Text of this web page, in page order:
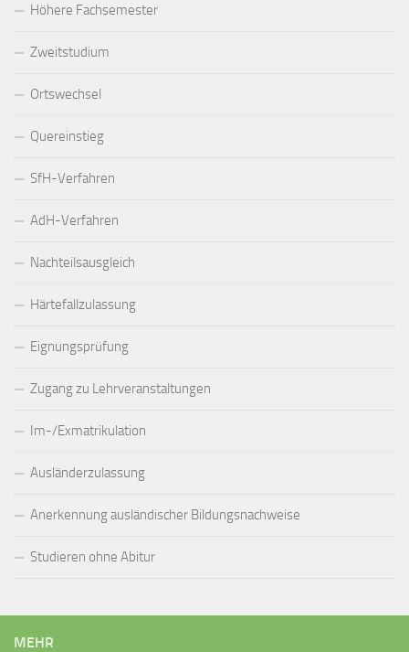
Höhere Fachsemester
Zweitstudium
Ortswechsel
Quereinstieg
SfH-Verfahren
AdH-Verfahren
Nachteilsausgleich
Härtefallzulassung
Eignungsprüfung
Zugang zu Lehrveranstaltungen
Im-/Exmatrikulation
Ausländerzulassung
Anerkennung ausländischer Bildungsnachweise
Studieren ohne Abitur
MEHR